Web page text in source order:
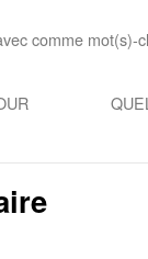
comme mot(s)-